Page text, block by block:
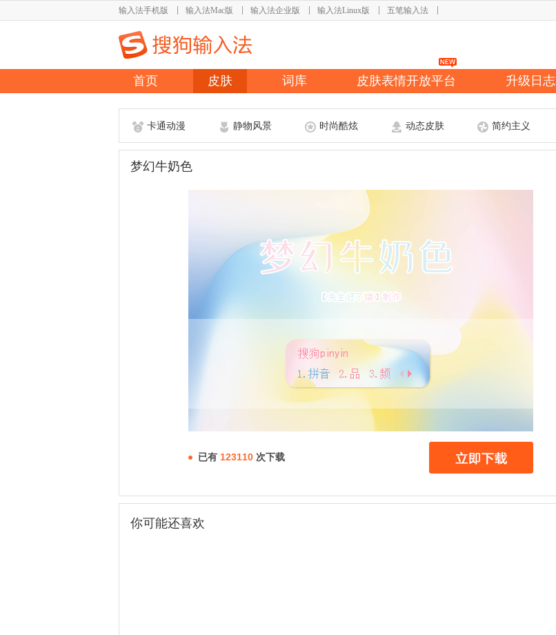
输入法手机版 输入法Mac版 输入法企业版 输入法Linux版 五笔输入法
首页 皮肤 词库 皮肤表情开放平台 升级日志
卡通动漫 静物风景 时尚酷炫 动态皮肤 简约主义
梦幻牛奶色
已有 123110 次下载
你可能还喜欢